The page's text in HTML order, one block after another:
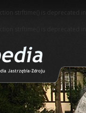
strftime() is deprecated in